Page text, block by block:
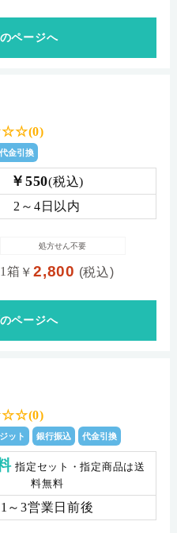
のページへ
代金引換
￥550(税込)
2～4日以内
1箱 ￥2,800 (税込)
処方せん不要
のページへ
ット 銀行振込 代金引換
指定セット・指定商品は送
料無料
1～3営業日前後